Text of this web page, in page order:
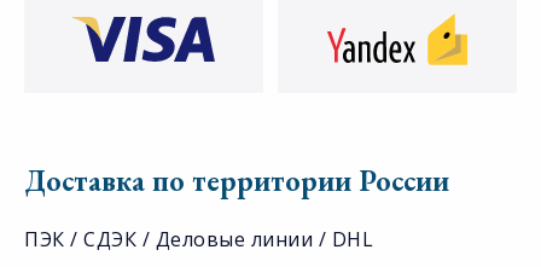
Доставка по территории России
ПЭК / СДЭК / Деловые линии / DHL